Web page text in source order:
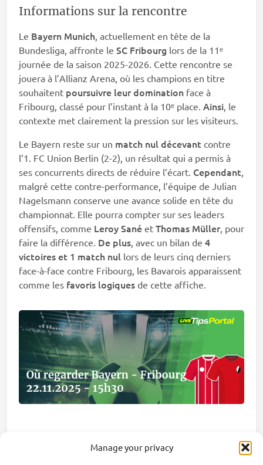
Manage your privacy
Informations sur la rencontre
Le Bayern Munich , actuellement en tête de la
Bundesliga, affronte le SC Fribourg lors de la 11ᵉ
journée de la saison 2025-2026. Cette rencontre se
jouera à l’Allianz Arena, où les champions en titre
souhaitent poursuivre leur domination face à
Fribourg, classé pour l’instant à la 10ᵉ place. Ainsi , le
contexte met clairement la pression sur les visiteurs.
Le Bayern reste sur un match nul décevant contre
l’1. FC Union Berlin (2-2), un résultat qui a permis à
ses concurrents directs de réduire l’écart. Cependant
malgré cette contre-performance, l’équipe de Julian
Nagelsmann conserve une avance solide en tête du
championnat. Elle pourra compter sur ses leaders
offensifs, comme Leroy Sané et Thomas Müller, pour
faire la différence. De plus , avec un bilan de 4
victoires et 1 match nul lors de leurs cinq derniers
face-à-face contre Fribourg, les Bavarois apparaissent
comme les favoris logiques de cette affiche.
Parier sur le match avec 1xBet